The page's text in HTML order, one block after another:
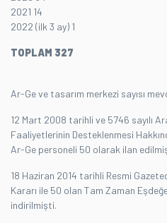
2021 14
2022 (ilk 3 ay) 1
TOPLAM 327
Ar-Ge ve tasarım merkezi sayısı
12 Mart 2008 tarihli ve 5746 sayılı
Faaliyetlerinin Desteklenmesi
Ar-Ge personeli 50 olarak ilan
18 Haziran 2014 tarihli Resmi
Kararı ile 50 olan Tam Zaman
indirilmişti.